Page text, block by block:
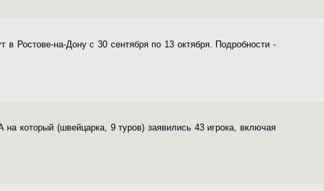
Ростове-на-Дону с 30 сентября по 13 октября. Подробности -
который (швейцарка, 9 туров) заявились 43 игрока, включая